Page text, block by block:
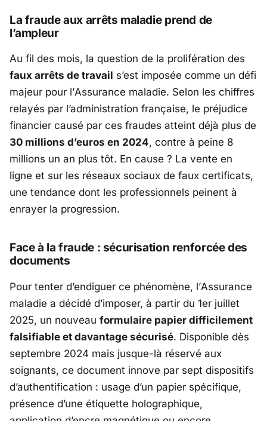
La fraude aux arrêts maladie prend de
l’ampleur
Au fil des mois, la question de la prolifération des
faux arrêts de travail s’est imposée comme un défi
majeur pour l’Assurance maladie. Selon les chiffres
relayés par l’administration française, le préjudice
financier causé par ces fraudes atteint déjà plus de
30 millions d’euros en 2024, contre à peine 8
millions un an plus tôt. En cause ? La vente en
ligne et sur les réseaux sociaux de faux certificats,
une tendance dont les professionnels peinent à
enrayer la progression.
Face à la fraude : sécurisation renforcée des
documents
Pour tenter d’endiguer ce phénomène, l’Assurance
maladie a décidé d’imposer, à partir du 1er juillet
2025, un nouveau formulaire papier difficilement
falsifiable et davantage sécurisé. Disponible dès
septembre 2024 mais jusque-là réservé aux
soignants, ce document innove par sept dispositifs
d’authentification : usage d’un papier spécifique,
présence d’une étiquette holographique,